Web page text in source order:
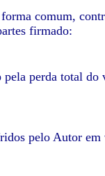
comum,
firmado:
perda total
pelo Autor